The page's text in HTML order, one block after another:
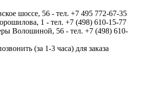
шоссе, 56 - тел. +7 495 772-67-35
1 - тел. +7 (498) 610-15-77
Волошиной, 56 - тел. +7 (498) 610-
(за 1-3 часа) для заказа